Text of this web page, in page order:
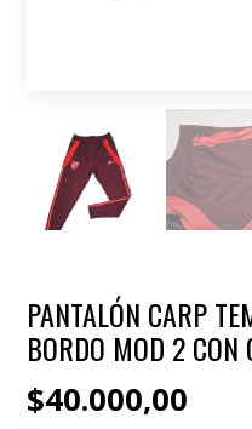
PANTALÓN CARP
BORDO MOD 2 CON
$40.000,00